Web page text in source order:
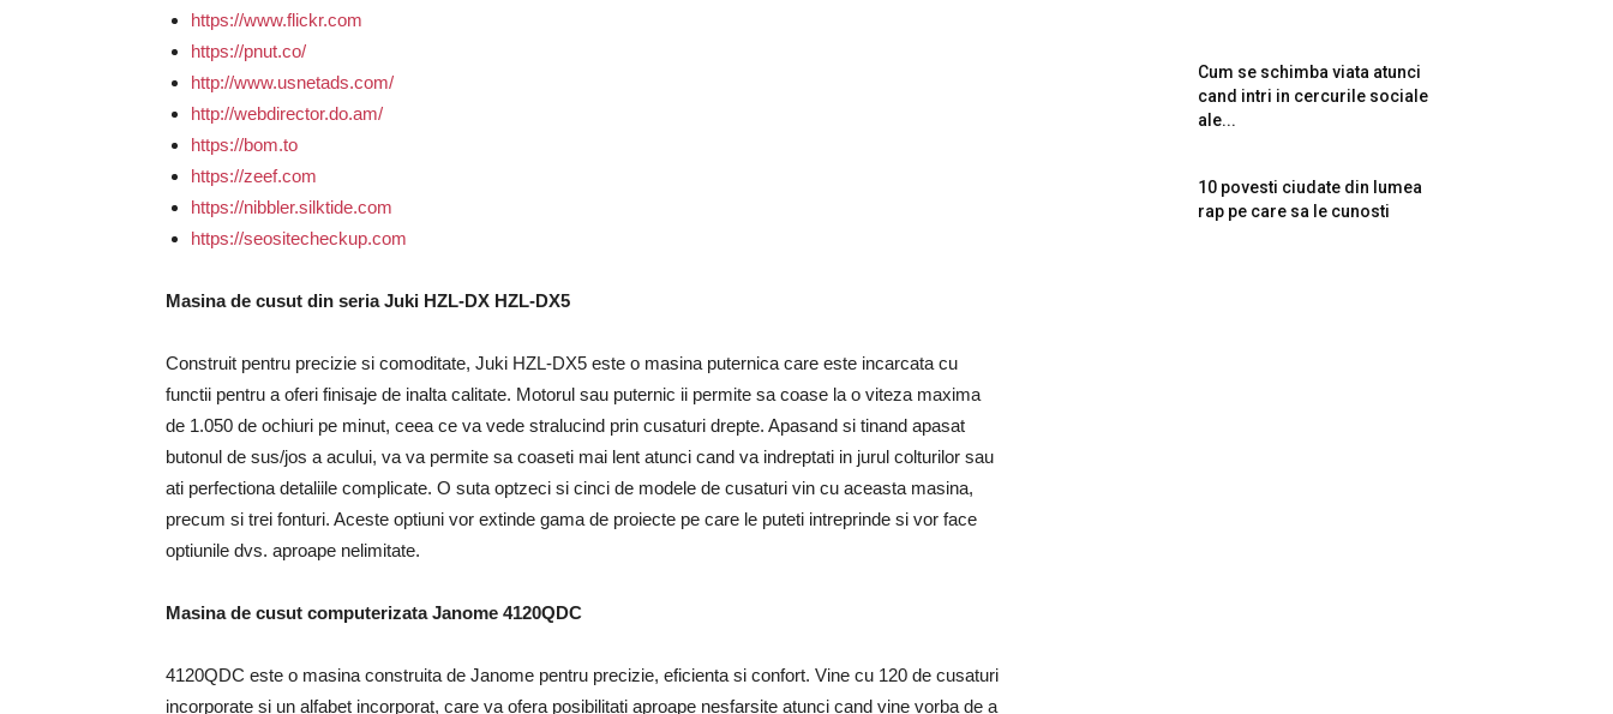
https://www.flickr.com
https://pnut.co/
http://www.usnetads.com/
http://webdirector.do.am/
https://bom.to
https://zeef.com
https://nibbler.silktide.com
https://seositecheckup.com
Masina de cusut din seria Juki HZL-DX HZL-DX5
Construit pentru precizie si comoditate, Juki HZL-DX5 este o masina puternica care este incarcata cu
functii pentru a oferi finisaje de inalta calitate. Motorul sau puternic ii permite sa coase la o viteza maxima
de 1.050 de ochiuri pe minut, ceea ce va vede stralucind prin cusaturi drepte. Apasand si tinand apasat
butonul de sus/jos a acului, va va permite sa coaseti mai lent atunci cand va indreptati in jurul colturilor sau
ati perfectiona detaliile complicate. O suta optzeci si cinci de modele de cusaturi vin cu aceasta masina,
precum si trei fonturi. Aceste optiuni vor extinde gama de proiecte pe care le puteti intreprinde si vor face
optiunile dvs. aproape nelimitate.
Masina de cusut computerizata Janome 4120QDC
4120QDC este o masina construita de Janome pentru precizie, eficienta si confort. Vine cu 120 de cusaturi
incorporate si un alfabet incorporat, care va ofera posibilitati aproape nesfarsite atunci cand vine vorba de a
Cum se schimba viata atunci
cand intri in cercurile sociale
ale...
10 povesti ciudate din lumea
rap pe care sa le cunosti